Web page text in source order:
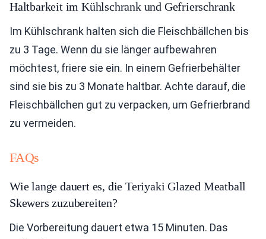
Haltbarkeit im Kühlschrank und Gefrierschrank
Im Kühlschrank halten sich die Fleischbällchen bis
zu 3 Tage. Wenn du sie länger aufbewahren
möchtest, friere sie ein. In einem Gefrierbehälter
sind sie bis zu 3 Monate haltbar. Achte darauf, die
Fleischbällchen gut zu verpacken, um Gefrierbrand
zu vermeiden.
FAQs
Wie lange dauert es, die Teriyaki Glazed Meatball
Skewers zuzubereiten?
Die Vorbereitung dauert etwa 15 Minuten. Das